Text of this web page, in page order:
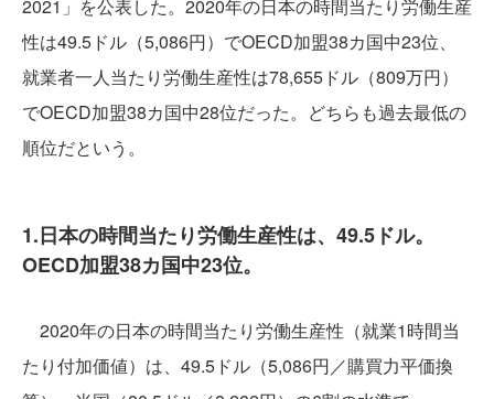
2021」を公表した。2020年の日本の時間当たり労働生産
性は49.5ドル（5,086円）でOECD加盟38カ国中23位、
就業者一人当たり労働生産性は78,655ドル（809万円）
でOECD加盟38カ国中28位だった。どちらも過去最低の
順位だという。
1.日本の時間当たり労働生産性は、49.5ドル。
OECD加盟38カ国中23位。
2020年の日本の時間当たり労働生産性（就業1時間当
たり付加価値）は、49.5ドル（5,086円／購買力平価換